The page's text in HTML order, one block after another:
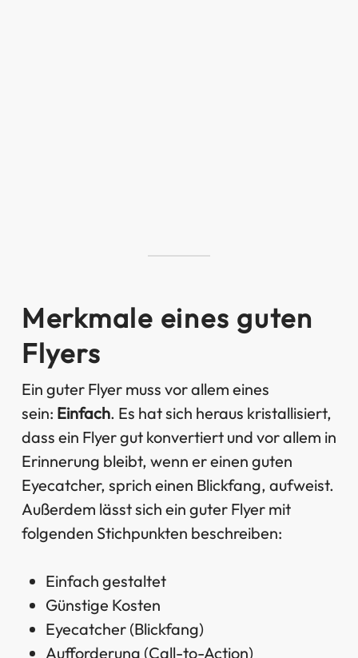
Merkmale eines guten
Flyers
Ein guter Flyer muss vor allem eines
sein: Einfach. Es hat sich heraus kristallisiert,
dass ein Flyer gut konvertiert und vor allem in
Erinnerung bleibt, wenn er einen guten
Eyecatcher, sprich einen Blickfang, aufweist.
Außerdem lässt sich ein guter Flyer mit
folgenden Stichpunkten beschreiben:
Einfach gestaltet
Günstige Kosten
Eyecatcher (Blickfang)
Aufforderung (Call-to-Action)